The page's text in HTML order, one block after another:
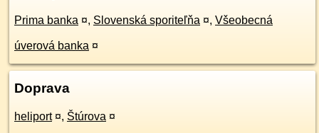
Prima banka ¤, Slovenská sporiteľňa ¤, Všeobecná
úverová banka ¤
Doprava
heliport ¤, Štúrova ¤